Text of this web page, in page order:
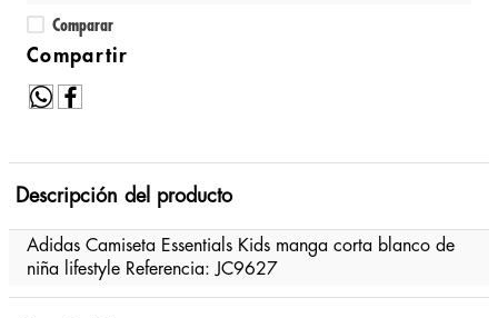
Comparar
Descripción del producto
Adidas Camiseta Essentials Kids manga corta blanco de
niña lifestyle Referencia: JC9627